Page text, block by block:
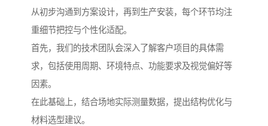
从初步沟通到方案设计，再到生产安装，每个环节均注
重细节把控与个性化适配。
首先，我们的技术团队会深入了解客户项目的具体需
求，包括使用周期、环境特点、功能要求及视觉偏好等
因素。
在此基础上，结合场地实际测量数据，提出结构优化与
材料选型建议。